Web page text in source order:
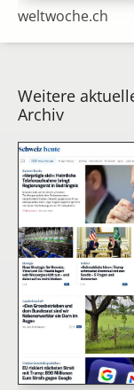
weltwoche.ch
Weitere
Archiv